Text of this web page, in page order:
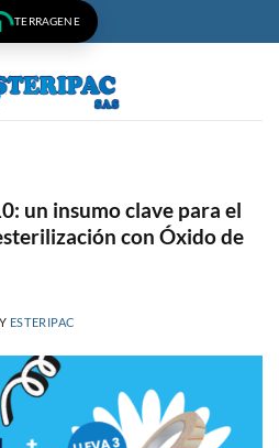
TERRAGENE
un insumo clave para el
con Óxido de
ESTERIPAC